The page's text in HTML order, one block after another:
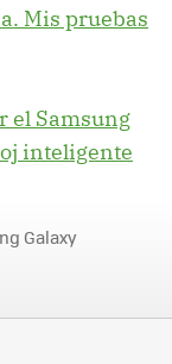
Mis pruebas
el Samsung
inteligente
Galaxy